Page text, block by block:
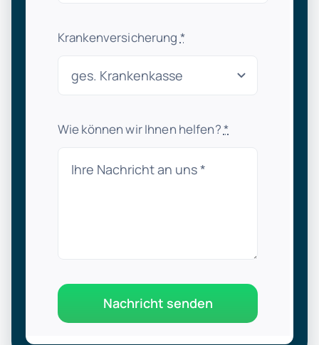
Krankenversicherung *
Wie können wir Ihnen helfen?*
Nachricht senden